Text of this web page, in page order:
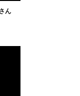
ん